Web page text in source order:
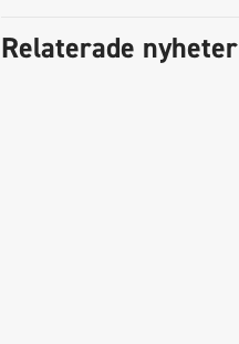
Relaterade nyheter